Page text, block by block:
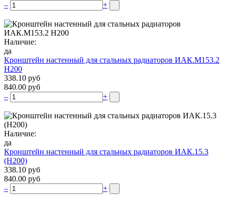
–
+
Наличие:
да
Кронштейн настенный для стальных радиаторов ИАК.М153.2
Н200
338.10 руб
840.00 руб
–
+
Наличие:
да
Кронштейн настенный для стальных радиаторов ИАК.15.3
(H200)
338.10 руб
840.00 руб
–
+